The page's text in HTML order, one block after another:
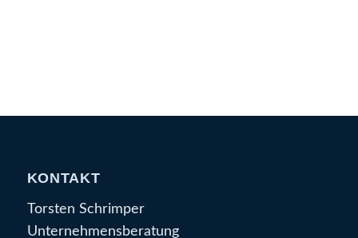
KONTAKT
Torsten Schrimper
Unternehmensberatung